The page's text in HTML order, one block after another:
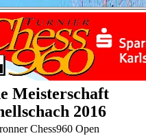
Meisterschaft
2016
Chess960 Open